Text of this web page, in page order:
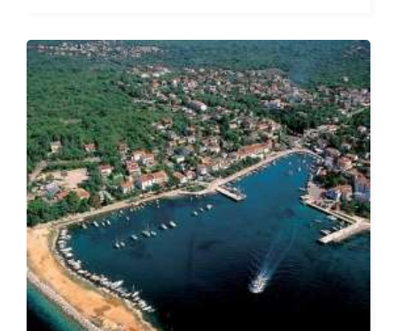
ОТ5 733 ЛЕВА (2 931.24€)НА
ЧОВЕК